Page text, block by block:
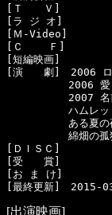
[Ｔ　　Ｖ]
[ラ ジ オ]
[Ｍ-Video]
[Ｃ    Ｆ]
[短編映画]
[演　　劇]　2006
2006 愛しの
2007 名前　ピル
ハムレッ
ある夏の夜
綿畑の孤独
[ＤＩＳＣ]
[受　　賞]
[お ま け]
[出演映画]